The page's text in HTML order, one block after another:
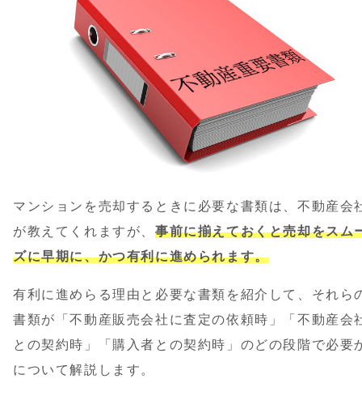
マンションを売却するときに必要な書類は、不動産会
が教えてくれますが、 事前に揃えておくと売却をスム
ズに早期に、かつ有利に進められます。
有利に進めらる理由と必要な書類を紹介して、それら
書類が「不動産販売会社に査定の依頼時」「不動産会
との契約時」「購入者との契約時」のどの段階で必要
について解説します。